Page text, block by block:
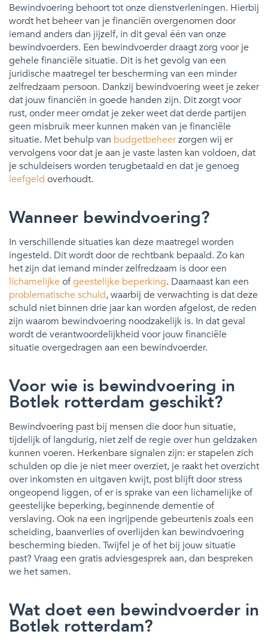
Bewindvoering behoort tot onze dienstverleningen. Hierbij
wordt het beheer van je financiën overgenomen door
iemand anders dan jijzelf, in dit geval één van onze
bewindvoerders. Een bewindvoerder draagt zorg voor je
gehele financiële situatie. Dit is het gevolg van een
juridische maatregel ter bescherming van een minder
zelfredzaam persoon. Dankzij bewindvoering weet je zeker
dat jouw financiën in goede handen zijn. Dit zorgt voor
rust, onder meer omdat je zeker weet dat derde partijen
geen misbruik meer kunnen maken van je financiële
situatie. Met behulp van budgetbeheerzorgen wij er
vervolgens voor dat je aan je vaste lasten kan voldoen, dat
je schuldeisers worden terugbetaald en dat je genoeg
leefgeld overhoudt.
Wanneer bewindvoering?
In verschillende situaties kan deze maatregel worden
ingesteld. Dit wordt door de rechtbank bepaald. Zo kan
het zijn dat iemand minder zelfredzaam is door een
lichamelijke ofgeestelijke beperking. Daarnaast kan een
problematische schuld, waarbij de verwachting is dat deze
schuld niet binnen drie jaar kan worden afgelost, de reden
zijn waarom bewindvoering noodzakelijk is. In dat geval
wordt de verantwoordelijkheid voor jouw financiële
situatie overgedragen aan een bewindvoerder.
Voor wie is bewindvoering in
Botlek rotterdam geschikt?
Bewindvoering past bij mensen die door hun situatie,
tijdelijk of langdurig, niet zelf de regie over hun geldzaken
kunnen voeren. Herkenbare signalen zijn: er stapelen zich
schulden op die je niet meer overziet, je raakt het overzicht
over inkomsten en uitgaven kwijt, post blijft door stress
ongeopend liggen, of er is sprake van een lichamelijke of
geestelijke beperking, beginnende dementie of
verslaving. Ook na een ingrijpende gebeurtenis zoals een
scheiding, baanverlies of overlijden kan bewindvoering
bescherming bieden. Twijfel je of het bij jouw situatie
past? Vraag een gratis adviesgesprek aan, dan bespreken
we het samen.
Wat doet een bewindvoerder in
Botlek rotterdam?